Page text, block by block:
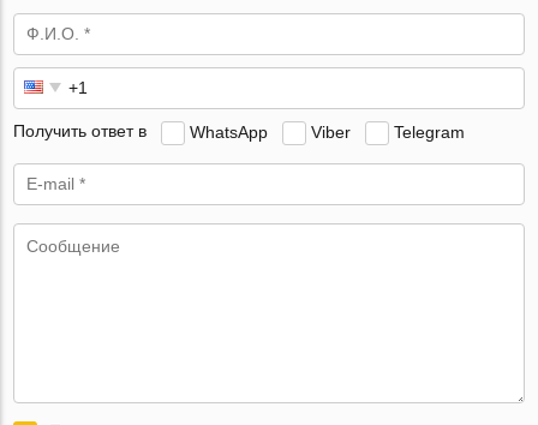
Получить ответ в WhatsApp Viber Telegram